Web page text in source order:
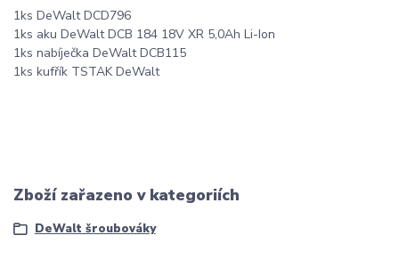
1ks DeWalt DCD796
1ks aku DeWalt DCB 184 18V XR 5,0Ah Li-Ion
1ks nabíječka DeWalt DCB115
1ks kufřík TSTAK DeWalt
Zboží zařazeno v kategoriích
DeWalt šroubováky